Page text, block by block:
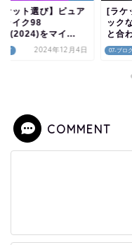
グ
ケット選び】ピュア
ライク98
をマイ...
2024年12月4日 07-ブロ
[ラケ
ック
と合
COMMENT